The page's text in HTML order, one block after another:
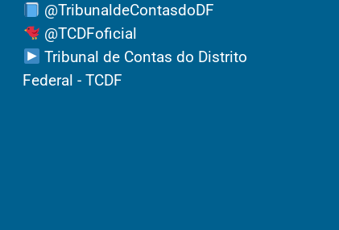
@TribunaldeContasdoDF
@TCDFoficial
Tribunal de Contas do Distrito
Federal - TCDF